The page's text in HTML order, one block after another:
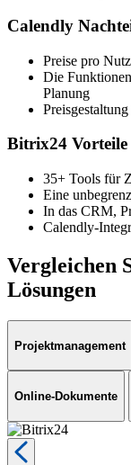
Calendly
Preise pro
Die
Planung
Bitrix24 Vorteile
35+ Tools für
Eine
In das CRM,
Calendly-
Vergleichen
Lösungen
Projektmanagement
Online-Dokumente